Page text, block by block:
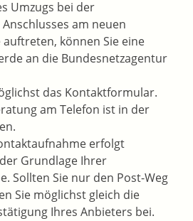
Umzugs bei der
am neuen
können Sie eine
an die Bundesnetzagentur
das Kontaktformular.
am Telefon ist in der
erfolgt
Grundlage Ihrer
Sollten Sie nur den Post-Weg
Sie möglichst gleich die
Ihres Anbieters bei.